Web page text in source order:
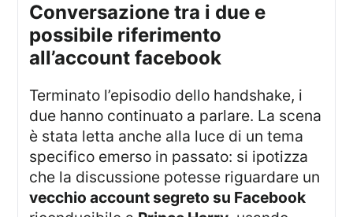
conversazione tra i due e
possibile riferimento
all’account facebook
Terminato l’episodio dello handshake, i
due hanno continuato a parlare. La scena
è stata letta anche alla luce di un tema
specifico emerso in passato: si ipotizza
che la discussione potesse riguardare un
vecchio account segreto su Facebook